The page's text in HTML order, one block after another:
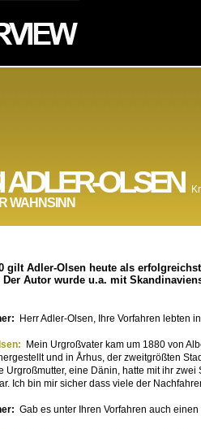
ADLER-OLSEN
WAHNSINN
gilt Adler-Olsen heute als
Der Autor wurde u.a. mit
Herr Adler-Olsen, Ihre Vorfahren lebten
Mein Urgroßvater kam um 1880 von
und in Århus, der zweitgrößten
Urgroßmutter, eine Dänin, hatte mit ihr
Ich bin mir sicher dass viele der
Gab es unter Ihren Vorfahren auch